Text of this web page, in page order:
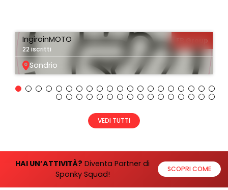
FB Group
IngiroinMOTO
22 iscritti
Sondrio
VEDI TUTTI
HAI UN’ATTIVITÀ? Diventa Partner di
Sponky Squad!
SCOPRI COME